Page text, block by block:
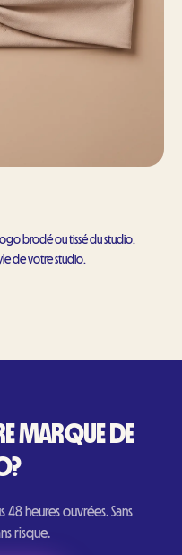
brodé ou tissé du studio.
de votre studio.
MARQUE DE
heures ouvrées. Sans
risque.